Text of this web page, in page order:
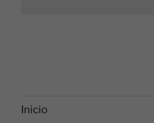
Inicio